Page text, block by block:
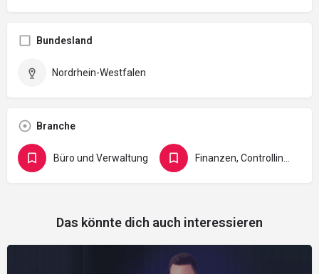
Bundesland
Nordrhein-Westfalen
Branche
Büro und Verwaltung
Das könnte dich auch interessieren